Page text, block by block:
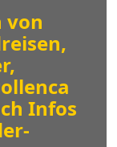
von
Infos